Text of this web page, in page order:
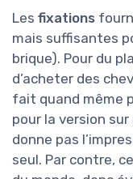
Les fixations
mais suffisantes
brique). Pour du
d’acheter des
fait quand même
pour la version
donne pas
seul. Par contre,